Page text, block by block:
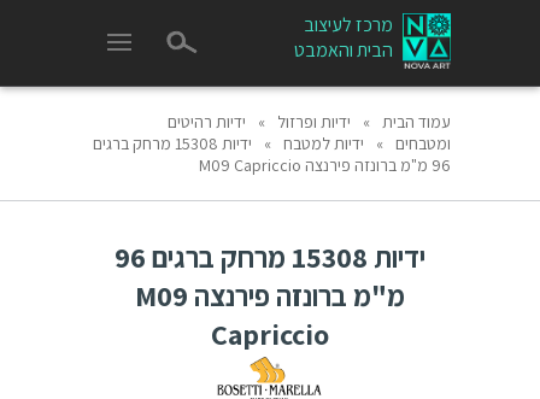
מרכז לעיצוב
הבית והאמבט
עמוד הבית » ידיות ופרזול »
ידיות רהיטים
ומטבחים
» ידיות למטבח »
ידיות 15308 מרחק ברגים
96 מ"מ ברונזה פירנצה M09 Capriccio
ידיות 15308 מרחק ברגים 96
מ"מ ברונזה פירנצה M09
Capriccio